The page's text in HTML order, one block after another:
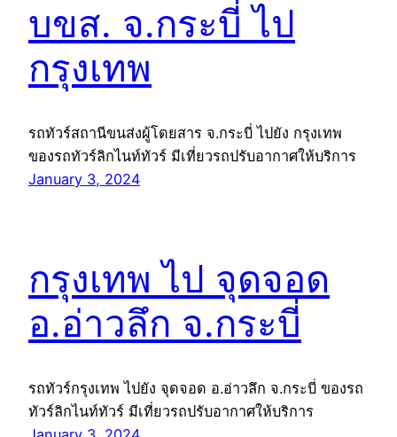
บขส. จ.กระบี่ ไป
กรุงเทพ
รถทัวร์สถานีขนส่งผู้โดยสาร จ.กระบี่ ไปยัง กรุงเทพ
ของรถทัวร์ลิกไนท์ทัวร์ มีเที่ยวรถปรับอากาศให้บริการ
January 3, 2024
กรุงเทพ ไป จุดจอด
อ.อ่าวลึก จ.กระบี่
รถทัวร์กรุงเทพ ไปยัง จุดจอด อ.อ่าวลึก จ.กระบี่ ของรถ
ทัวร์ลิกไนท์ทัวร์ มีเที่ยวรถปรับอากาศให้บริการ